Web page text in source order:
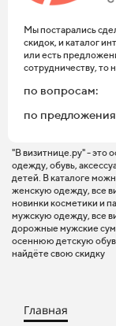
Мы постарались
скидок, и каталог
или есть
сотрудничеству, то
по вопросам:
по
"В визитнице.ру" - это
одежду, обувь,
детей. В каталоге
женскую одежду, все
новинки косметики и
мужскую одежду, все
дорожные мужские
осеннюю детскую
найдёте свою скидку
Главная